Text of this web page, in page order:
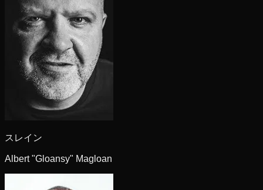
スレイン
Albert "Gloansy" Magloan